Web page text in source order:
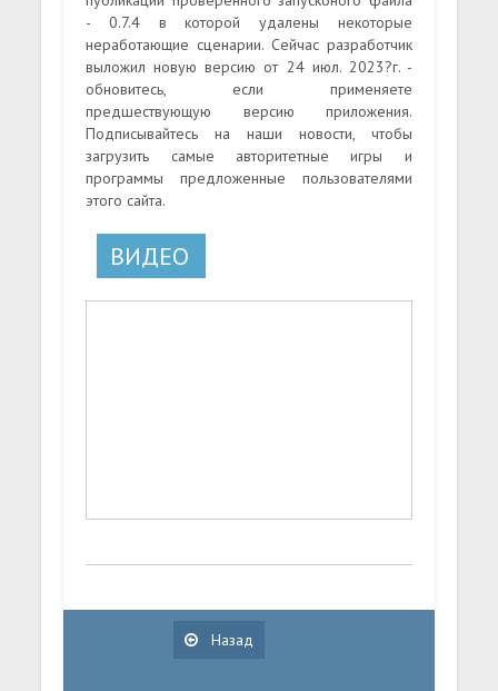
- 0.7.4 в которой удалены некоторые
неработающие сценарии. Сейчас разработчик
выложил новую версию от 24 июл. 2023?г. -
обновитесь, если применяете
предшествующую версию приложения.
Подписывайтесь на наши новости, чтобы
загрузить самые авторитетные игры и
программы предложенные пользователями
этого сайта.
ВИДЕО
Назад